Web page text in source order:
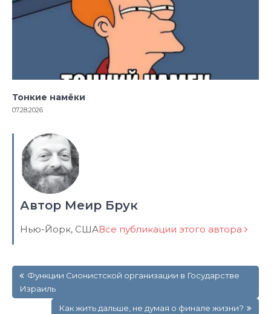
Тонкие намёки
07.28.2026
Автор Меир Брук
Нью-Йорк, СШАВсе публикации этого автора
по
записям
Функции Сионистской организации в Государстве
Израиль
Как жить дальше, не думая о финале жизни?